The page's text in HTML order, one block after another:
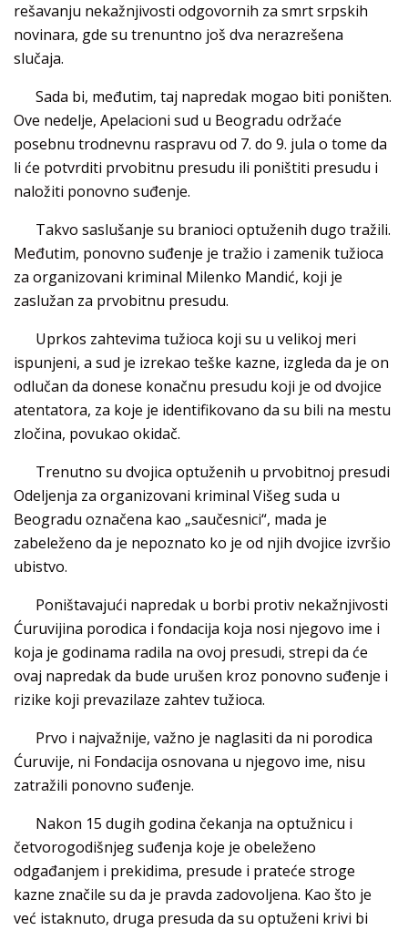
rešavanju nekažnjivosti odgovornih za smrt srpskih
novinara, gde su trenuntno još dva nerazrešena
slučaja.
Sada bi, međutim, taj napredak mogao biti poništen.
Ove nedelje, Apelacioni sud u Beogradu održaće
posebnu trodnevnu raspravu od 7. do 9. jula o tome da
li će potvrditi prvobitnu presudu ili poništiti presudu i
naložiti ponovno suđenje.
Takvo saslušanje su branioci optuženih dugo tražili.
Međutim, ponovno suđenje je tražio i zamenik tužioca
za organizovani kriminal Milenko Mandić, koji je
zaslužan za prvobitnu presudu.
Uprkos zahtevima tužioca koji su u velikoj meri
ispunjeni, a sud je izrekao teške kazne, izgleda da je on
odlučan da donese konačnu presudu koji je od dvojice
atentatora, za koje je identifikovano da su bili na mestu
zločina, povukao okidač.
Trenutno su dvojica optuženih u prvobitnoj presudi
Odeljenja za organizovani kriminal Višeg suda u
Beogradu označena kao „saučesnici“, mada je
zabeleženo da je nepoznato ko je od njih dvojice izvršio
ubistvo.
Poništavajući napredak u borbi protiv nekažnjivosti
Ćuruvijina porodica i fondacija koja nosi njegovo ime i
koja je godinama radila na ovoj presudi, strepi da će
ovaj napredak da bude urušen kroz ponovno suđenje i
rizike koji prevazilaze zahtev tužioca.
Prvo i najvažnije, važno je naglasiti da ni porodica
Ćuruvije, ni Fondacija osnovana u njegovo ime, nisu
zatražili ponovno suđenje.
Nakon 15 dugih godina čekanja na optužnicu i
četvorogodišnjeg suđenja koje je obeleženo
odgađanjem i prekidima, presude i prateće stroge
kazne značile su da je pravda zadovoljena. Kao što je
već istaknuto, druga presuda da su optuženi krivi bi